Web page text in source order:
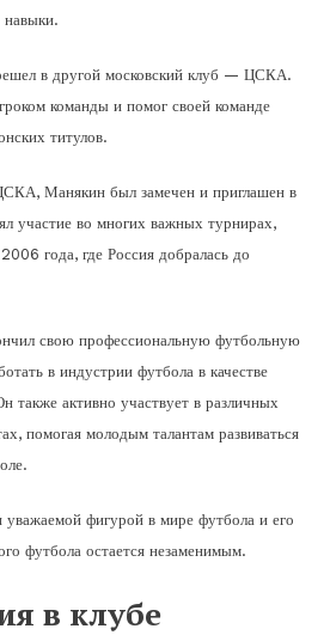
навыки.
в другой московский клуб — ЦСКА.
команды и помог своей команде
титулов.
Манякин был замечен и приглашен в
участие во многих важных турнирах,
года, где Россия добралась до
свою профессиональную футбольную
в индустрии футбола в качестве
также активно участвует в различных
помогая молодым талантам развиваться
уважаемой фигурой в мире футбола и его
футбола остается незаменимым.
в клубе